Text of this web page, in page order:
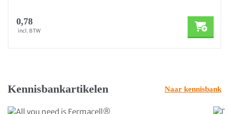
0,78
incl. BTW
Kennisbankartikelen Naar kennisbank